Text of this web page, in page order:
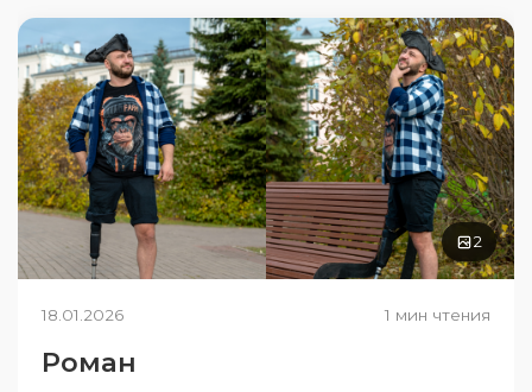
2
18.01.2026 1 мин чтения
Роман